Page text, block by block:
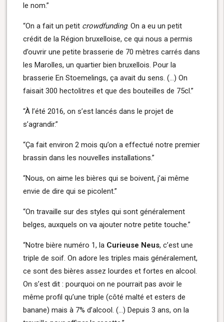
le nom.”
“On a fait un petit crowdfunding. On a eu un petit
crédit de la Région bruxelloise, ce qui nous a permis
d’ouvrir une petite brasserie de 70 mètres carrés dans
les Marolles, un quartier bien bruxellois. Pour la
brasserie En Stoemelings, ça avait du sens. (…) On
faisait 300 hectolitres et que des bouteilles de 75cl.”
“À l’été 2016, on s’est lancés dans le projet de
s’agrandir.”
“Ça fait environ 2 mois qu’on a effectué notre premier
brassin dans les nouvelles installations.”
“Nous, on aime les bières qui se boivent, j’ai même
envie de dire qui se picolent.”
“On travaille sur des styles qui sont généralement
belges, auxquels on va ajouter notre petite touche.”
“Notre bière numéro 1, la Curieuse Neus, c’est une
triple de soif. On adore les triples mais généralement,
ce sont des bières assez lourdes et fortes en alcool.
On s’est dit : pourquoi on ne pourrait pas avoir le
même profil qu’une triple (côté malté et esters de
banane) mais à 7% d’alcool. (…) Depuis 3 ans, on la